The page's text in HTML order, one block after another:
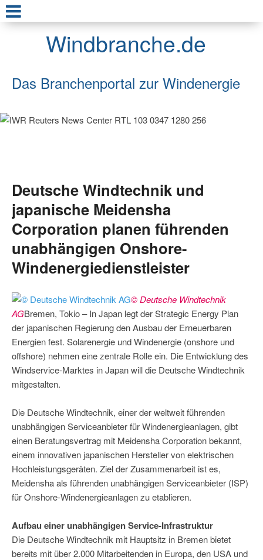
Windbranche.de
Das Branchenportal zur Windenergie
Deutsche Windtechnik und
japanische Meidensha
Corporation planen führenden
unabhängigen Onshore-
Windenergiedienstleister
© Deutsche Windtechnik
AGBremen, Tokio – In Japan legt der Strategic Energy Plan
der japanischen Regierung den Ausbau der Erneuerbaren
Energien fest. Solarenergie und Windenergie (onshore und
offshore) nehmen eine zentrale Rolle ein. Die Entwicklung des
Windservice-Marktes in Japan will die Deutsche Windtechnik
mitgestalten.
Die Deutsche Windtechnik, einer der weltweit führenden
unabhängigen Serviceanbieter für Windenergieanlagen, gibt
einen Beratungsvertrag mit Meidensha Corporation bekannt,
einem innovativen japanischen Hersteller von elektrischen
Hochleistungsgeräten. Ziel der Zusammenarbeit ist es,
Meidensha als führenden unabhängigen Serviceanbieter (ISP)
für Onshore-Windenergieanlagen zu etablieren.
Aufbau einer unabhängigen Service-Infrastruktur
Die Deutsche Windtechnik mit Hauptsitz in Bremen bietet
bereits mit über 2.000 Mitarbeitenden in Europa, den USA und